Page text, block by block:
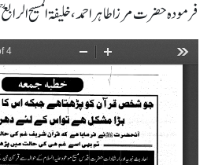
فرمودہ حضرت مرزا طاہر احمد، خلیفۃ المسیح الرابعؒ